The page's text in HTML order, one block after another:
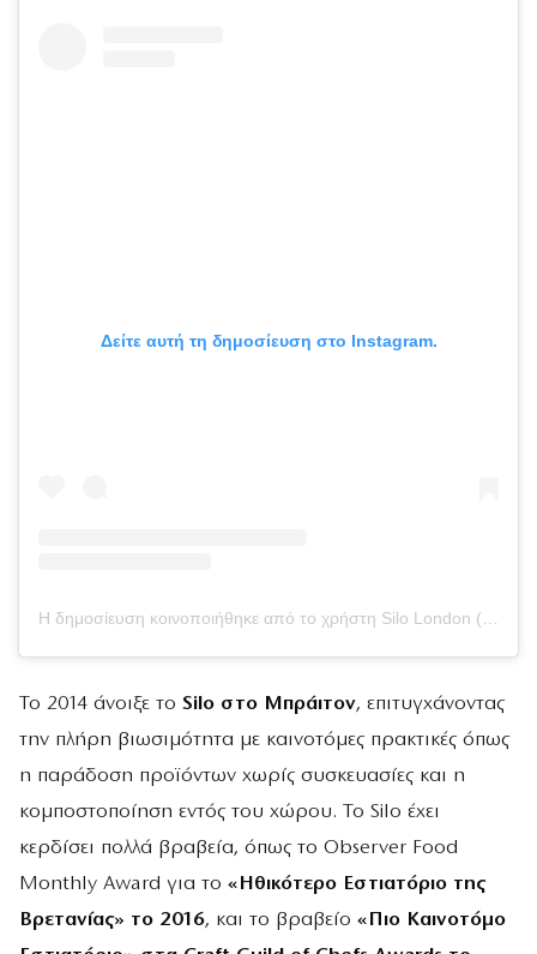
Δείτε αυτή τη δημοσίευση στο Instagram.
Το 2014 άνοιξε το Silo στο Μπράιτον, επιτυγχάνοντας
την πλήρη βιωσιμότητα με καινοτόμες πρακτικές όπως
η παράδοση προϊόντων χωρίς συσκευασίες και η
κομποστοποίηση εντός του χώρου. Το Silo έχει
κερδίσει πολλά βραβεία, όπως το Observer Food
Monthly Award για το «Ηθικότερο Εστιατόριο της
Βρετανίας» το 2016, και το βραβείο «Πιο Καινοτόμο